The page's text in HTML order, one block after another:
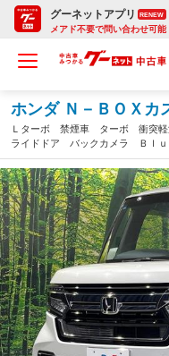
グーネットアプリ RENEW
メアド不要で問い合わせ可能
ホンダ Ｎ－ＢＯＸカ
Ｌターボ 禁煙車 ターボ 衝突
ライドドア バックカメラ Ｂｌ
グ レーダークルーズコントロー
ートヒーター ＬＥＤヘッド（愛